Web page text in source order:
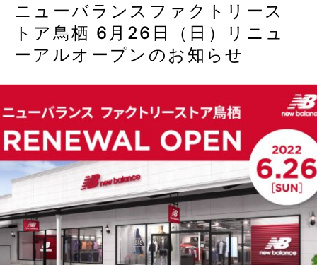
ニューバランスファクトリース
トア鳥栖 6月26日（日）リニュ
ーアルオープンのお知らせ